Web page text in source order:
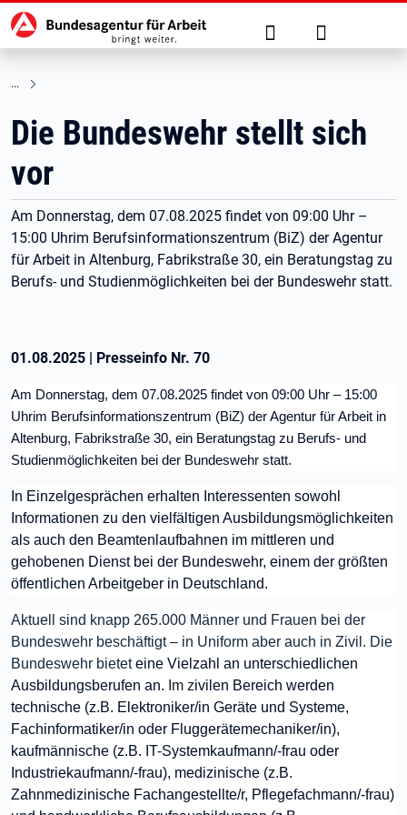
zu den Hauptinhalten springen
Hauptnavigation Suche Anmelden
Die Bundeswehr stellt sich
vor
Am Donnerstag, dem 07.08.2025 findet von 09:00 Uhr –
15:00 Uhrim Berufsinformationszentrum (BiZ) der Agentur
für Arbeit in Altenburg, Fabrikstraße 30, ein Beratungstag zu
Berufs- und Studienmöglichkeiten bei der Bundeswehr statt.
01.08.2025 | Presseinfo Nr. 70
Am Donnerstag, dem 07.08.2025 findet von 09:00 Uhr – 15:00
Uhrim Berufsinformationszentrum (BiZ) der Agentur für Arbeit in
Altenburg, Fabrikstraße 30, ein Beratungstag zu Berufs- und
Studienmöglichkeiten bei der Bundeswehr statt.
In Einzelgesprächen erhalten Interessenten sowohl
Informationen zu den vielfältigen Ausbildungsmöglichkeiten
als auch den Beamtenlaufbahnen im mittleren und
gehobenen Dienst bei der Bundeswehr, einem der größten
öffentlichen Arbeitgeber in Deutschland.
Aktuell sind knapp 265.000 Männer und Frauen bei der
Bundeswehr beschäftigt – in Uniform aber auch in Zivil. Die
Bundeswehr bieteteine Vielzahl an unterschiedlichen
Ausbildungsberufen an. Im zivilen Bereich werden
technische (z.B. Elektroniker/in Geräte und Systeme,
Fachinformatiker/in oder Fluggerätemechaniker/in),
kaufmännische (z.B. IT-Systemkaufmann/-frau oder
Industriekaufmann/-frau), medizinische (z.B.
Zahnmedizinische Fachangestellte/r, Pflegefachmann/-frau)